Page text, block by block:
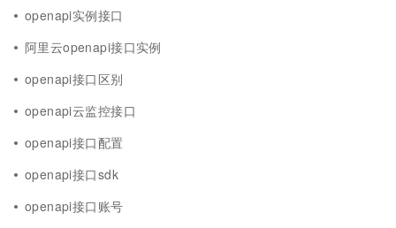
openapi实例接口
阿里云openapi接口实例
openapi接口区别
openapi云监控接口
openapi接口配置
openapi接口sdk
openapi接口账号